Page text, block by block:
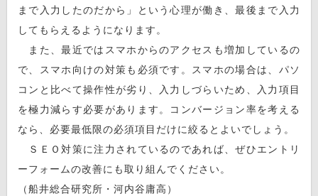
まで入力したのだから」という心理が働き、最後まで入力
してもらえるようになります。
また、最近ではスマホからのアクセスも増加しているの
で、スマホ向けの対策も必須です。スマホの場合は、パソ
コンと比べて操作性が劣り、入力しづらいため、入力項目
を極力減らす必要があります。コンバージョン率を考える
なら、必要最低限の必須項目だけに絞るとよいでしょう。
ＳＥＯ対策に注力されているのであれば、ぜひエントリ
ーフォームの改善にも取り組んでください。
（船井総合研究所・河内谷庸高）